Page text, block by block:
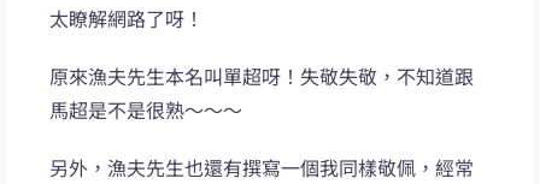
太瞭解網路了呀！
原來漁夫先生本名叫單超呀！失敬失敬，不知道跟
馬超是不是很熟～～～
另外，漁夫先生也還有撰寫一個我同樣敬佩，經常